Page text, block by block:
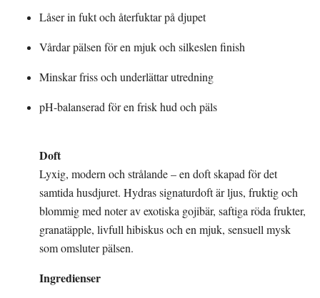
Låser in fukt och återfuktar på djupet
Vårdar pälsen för en mjuk och silkeslen finish
Minskar friss och underlättar utredning
pH-balanserad för en frisk hud och päls
Doft
Lyxig, modern och strålande – en doft skapad för det
samtida husdjuret. Hydras signaturdoft är ljus, fruktig och
blommig med noter av exotiska gojibär, saftiga röda frukter,
granatäpple, livfull hibiskus och en mjuk, sensuell mysk
som omsluter pälsen.
Ingredienser